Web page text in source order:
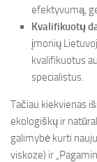
efektyvumą,
Kvalifikuotų
įmonių
kvalifikuotus
specialistus.
Tačiau kiekvienas
ekologiškų ir
galimybė kurti
viskoze) ir